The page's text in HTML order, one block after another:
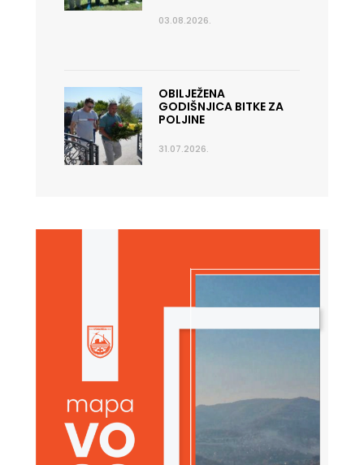
03.08.2026.
OBILJEŽENA
GODIŠNJICA BITKE ZA
POLJINE
31.07.2026.